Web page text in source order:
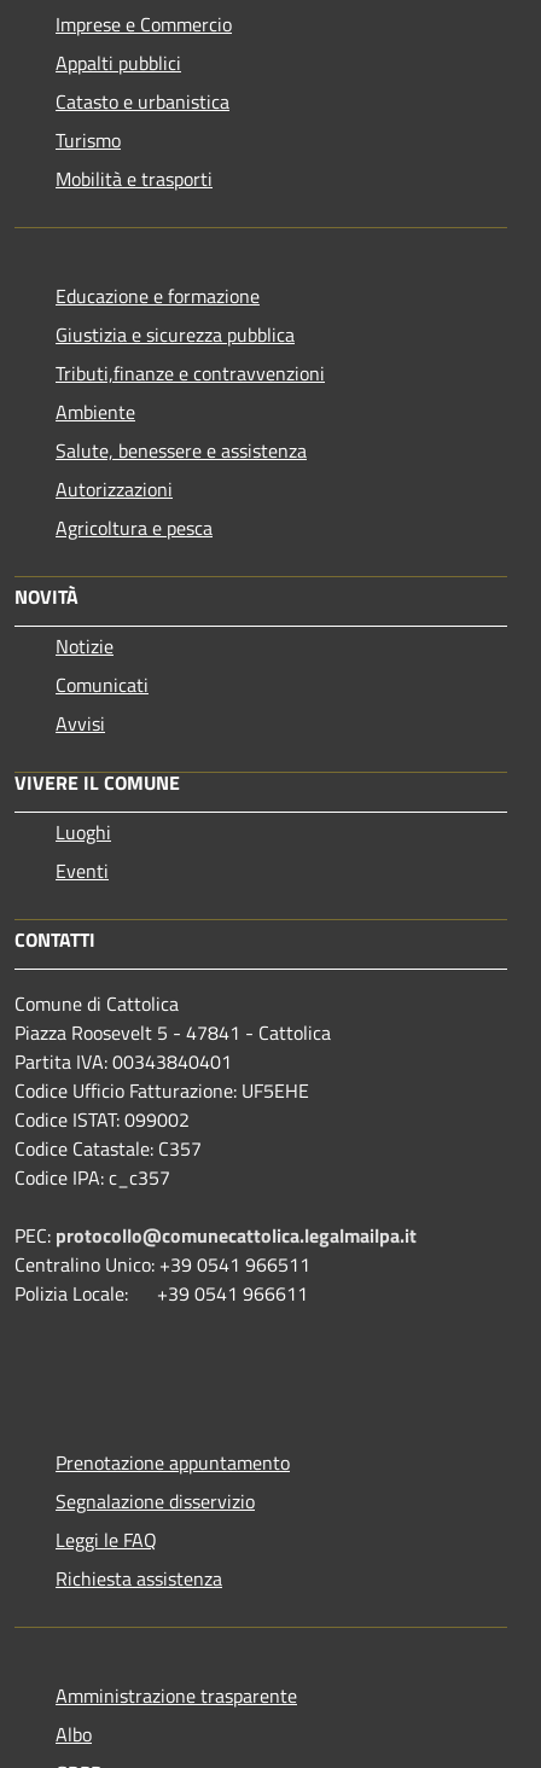
Imprese e Commercio
Appalti pubblici
Catasto e urbanistica
Turismo
Mobilità e trasporti
Educazione e formazione
Giustizia e sicurezza pubblica
Tributi,finanze e contravvenzioni
Ambiente
Salute, benessere e assistenza
Autorizzazioni
Agricoltura e pesca
NOVITÀ
Notizie
Comunicati
Avvisi
VIVERE IL COMUNE
Luoghi
Eventi
CONTATTI
Comune di Cattolica
Piazza Roosevelt 5 - 47841 - Cattolica
Partita IVA: 00343840401
Codice Ufficio Fatturazione: UF5EHE
Codice ISTAT: 099002
Codice Catastale: C357
Codice IPA: c_c357
PEC: protocollo@comunecattolica.legalmailpa.it
Centralino Unico: +39 0541 966511
Polizia Locale: +39 0541 966611
Prenotazione appuntamento
Segnalazione disservizio
Leggi le FAQ
Richiesta assistenza
Amministrazione trasparente
Albo